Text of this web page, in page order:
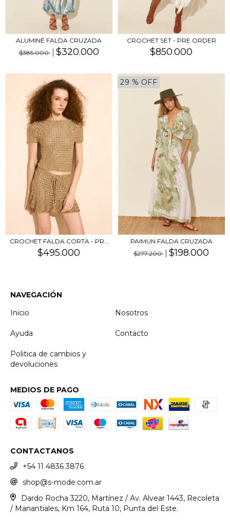
ALUMINÉ FALDA CRUZADA
$385.000
$320.000
CROCHET SET - PRE ORDER
$850.000
CROCHET FALDA CORTA - PRE
ORDER
$495.000
29 % OFF
PAIMUN FALDA CRUZADA
$277.200
$198.000
NAVEGACIÓN
Inicio
Nosotros
Ayuda Contacto
Politica de cambios y
devoluciones
MEDIOS DE PAGO
CONTACTANOS
+54 11 4836 3876
shop@s-mode.com.ar
Dardo Rocha 3220, Martínez / Av. Alvear 1443, Recoleta
/ Manantiales, Km 164, Ruta 10, Punta del Este.